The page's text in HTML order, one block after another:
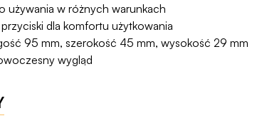
używania w różnych warunkach
dla komfortu użytkowania
95 mm, szerokość 45 mm, wysokość 29 mm
wygląd